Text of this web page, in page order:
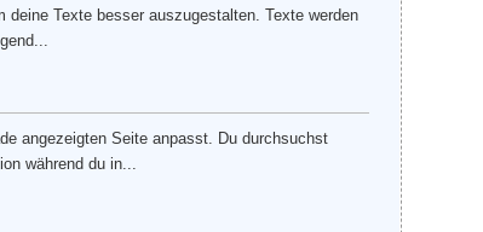
Texte besser auszugestalten. Texte werden
angezeigten Seite anpasst. Du durchsuchst
während du in...